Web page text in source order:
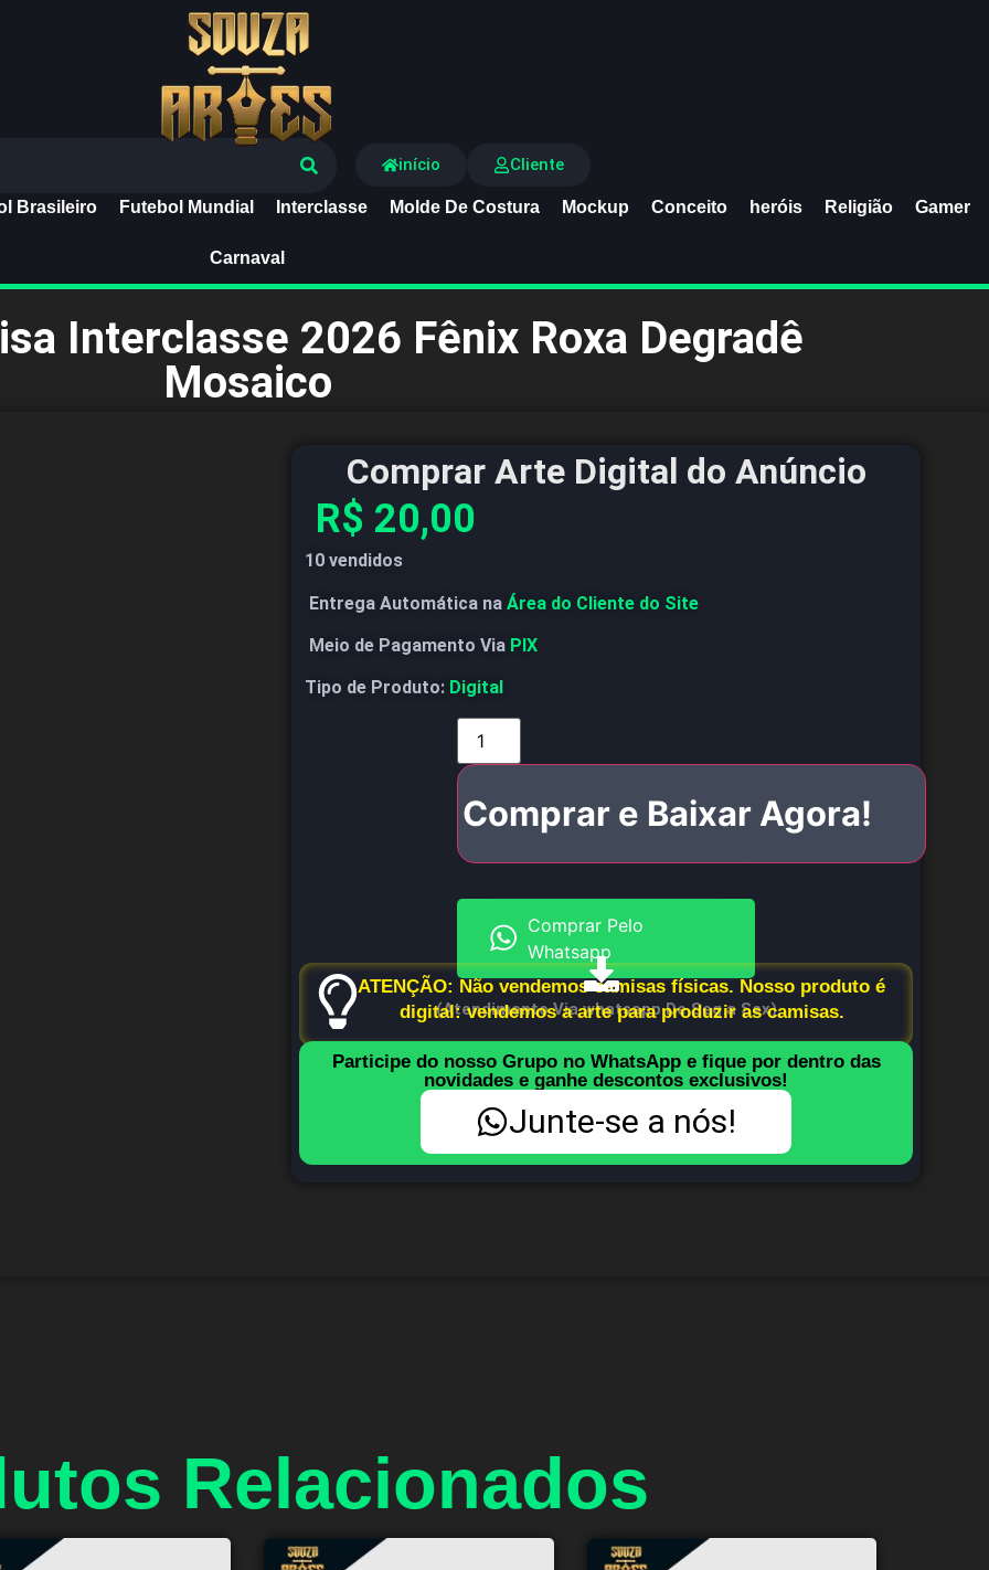
Brasileiro Futebol Mundial Interclasse Molde De Costura Mockup Conceito heróis Religião Gamer
Carnaval
início Cliente
Interclasse 2026 Fênix Roxa Degradê
Mosaico
Comprar Arte Digital do Anúncio
R$ 20,00
10 vendidos
Entrega Automática na Área do Cliente do Site
Meio de Pagamento Via PIX
Tipo de Produto: Digital
Comprar e Baixar Agora!
Comprar Pelo
Whatsapp
(Atendimento Via whatsapp De Seg a Sex)
ATENÇÃO: Não vendemos camisas físicas. Nosso produto é
digital: vendemos a arte para produzir as camisas.
Participe do nosso Grupo no WhatsApp e fique por dentro das
novidades e ganhe descontos exclusivos!
Junte-se a nós!
Relacionados